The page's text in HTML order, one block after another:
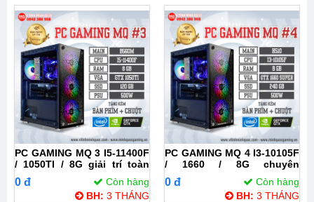
PC GAMING MQ 3 I5-11400F
/ 1050TI / 8G giải trí toàn
diện, game đỉnh
0 đ
Còn hàng
BH: 3 THÁNG
PC GAMING MQ 4 I3-10105F
/ 1660 / 8G chuyên
livestream
0 đ
Còn hàng
BH: 3 THÁNG